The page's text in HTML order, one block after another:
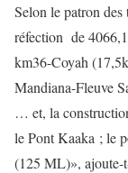
Selon le patron
réfection de
km36-Coyah
Mandiana-Fleuve
… et, la
le Pont Kaaka ; le
(125 ML)», ajoute-